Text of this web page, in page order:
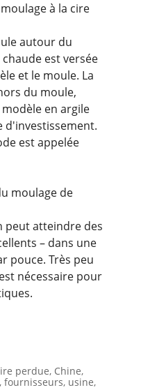
à la cire
autour du
est versée
et le moule. La
du moule,
en argile
d'investissement.
est appelée
moulage de
peut atteindre des
– dans une
pouce. Très peu
nécessaire pour
perdue, Chine,
fournisseurs, usine,